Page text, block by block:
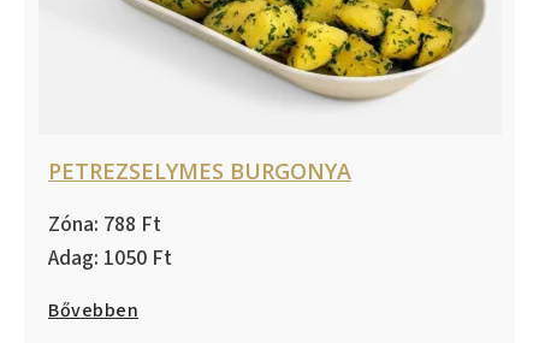
PETREZSELYMES BURGONYA
788
1050
Bővebben